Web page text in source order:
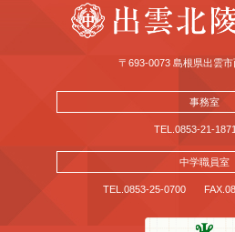
〒693-0073 島根県出雲
事務室
TEL.0853-21-1871
中学職員室
TEL.0853-25-0700